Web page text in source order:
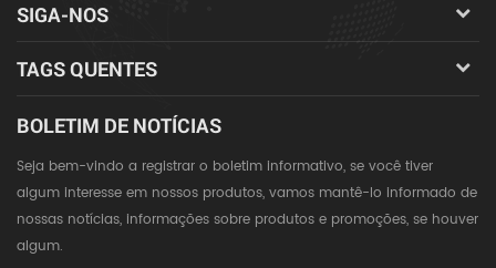
SIGA-NOS
TAGS QUENTES
BOLETIM DE NOTÍCIAS
Seja bem-vindo a registrar o boletim informativo, se você tiver
algum interesse em nossos produtos, vamos mantê-lo informado de
nossas notícias, informações sobre produtos e promoções, se houver
algum.